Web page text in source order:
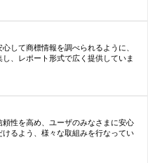
して商標情報を調べられるように、
、レポート形式で広く提供していま
性を高め、ユーザのみなさまに安心
るよう、様々な取組みを行なってい